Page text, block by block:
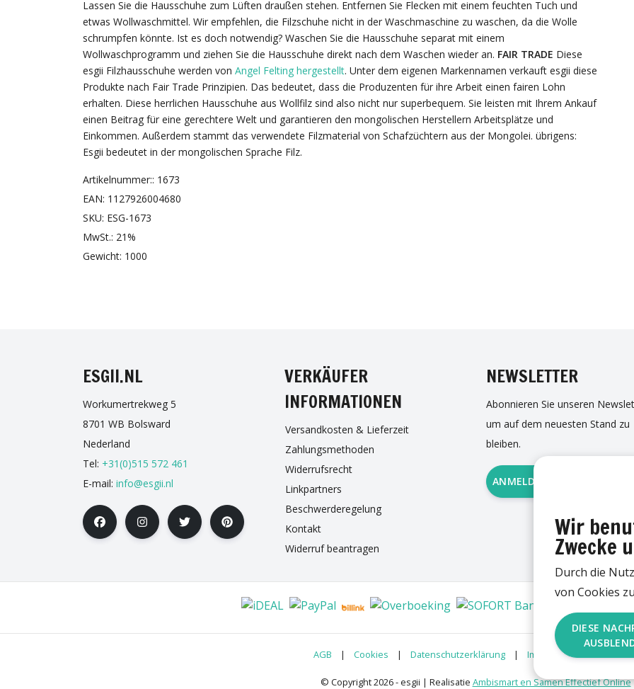
Lassen Sie die Hausschuhe zum Lüften draußen stehen. Entfernen Sie Flecken mit einem feuchten Tuch und
etwas Wollwaschmittel. Wir empfehlen, die Filzschuhe nicht in der Waschmaschine zu waschen, da die Wolle
schrumpfen könnte. Ist es doch notwendig? Waschen Sie die Hausschuhe separat mit einem
Wollwaschprogramm und ziehen Sie die Hausschuhe direkt nach dem Waschen wieder an. FAIR TRADE Diese
esgii Filzhausschuhe werden von Angel Felting hergestellt. Unter dem eigenen Markennamen verkauft esgii diese
Produkte nach Fair Trade Prinzipien. Das bedeutet, dass die Produzenten für ihre Arbeit einen fairen Lohn
erhalten. Diese herrlichen Hausschuhe aus Wollfilz sind also nicht nur superbequem. Sie leisten mit Ihrem Ankauf
einen Beitrag für eine gerechtere Welt und garantieren den mongolischen Herstellern Arbeitsplätze und
Einkommen. Außerdem stammt das verwendete Filzmaterial von Schafzüchtern aus der Mongolei. übrigens:
Esgii bedeutet in der mongolischen Sprache Filz.
Artikelnummer:: 1673
EAN: 1127926004680
SKU: ESG-1673
MwSt.: 21%
Gewicht: 1000
ESGII.NL
Workumertrekweg 5
8701 WB Bolsward
Nederland
Tel: +31(0)515 572 461
E-mail: info@esgii.nl
VERKÄUFER
INFORMATIONEN
Versandkosten & Lieferzeit
Zahlungsmethoden
Widerrufsrecht
Linkpartners
Beschwerderegelung
Kontakt
Widerruf beantragen
NEWSLETTER
Abonnieren Sie unseren
um auf dem neuesten Stand zu
bleiben.
ANMELDUNG ZUM
AGB | Cookies | Datenschutzerklärung | Impressum
© Copyright 2026 - esgii | Realisatie Ambismart en Samen Effectief Online
Wir
Zwecke
Durch die
von Cookies
DIESE